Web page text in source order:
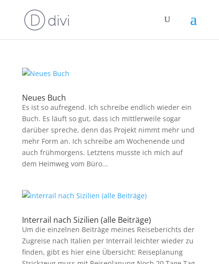
Neues Buch
Es ist so aufregend. Ich schreibe endlich wieder ein
Buch. Es läuft so gut, dass ich mittlerweile sogar
darüber spreche, denn das Projekt nimmt mehr und
mehr Form an. Ich schreibe am Wochenende und
auch frühmorgens. Letztens musste ich mich auf
dem Heimweg vom Büro...
Interrail nach Sizilien (alle Beiträge)
Um die einzelnen Beiträge meines Reiseberichts der
Zugreise nach Italien per Interrail leichter wieder zu
finden, gibt es hier eine Übersicht: Reiseplanung